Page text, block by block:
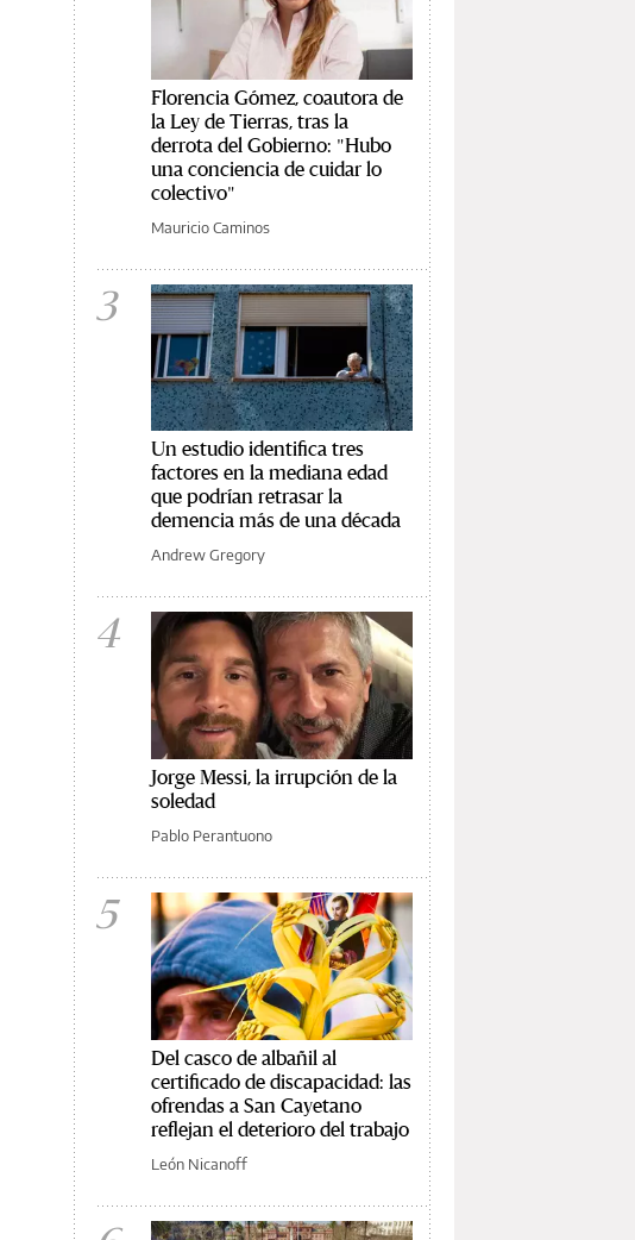
Florencia Gómez, coautora de
la Ley de Tierras, tras la
derrota del Gobierno: "Hubo
una conciencia de cuidar lo
colectivo"
Mauricio Caminos
3
Un estudio identifica tres
factores en la mediana edad
que podrían retrasar la
demencia más de una década
Andrew Gregory
4
Jorge Messi, la irrupción de la
soledad
Pablo Perantuono
5
Del casco de albañil al
certificado de discapacidad: las
ofrendas a San Cayetano
reflejan el deterioro del trabajo
León Nicanoff